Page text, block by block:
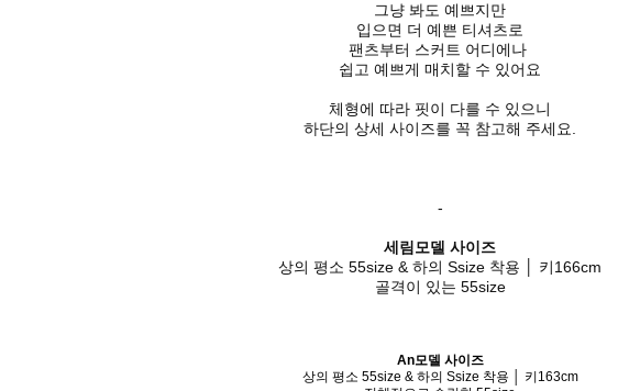
그냥 봐도 예쁘지만
입으면 더 예쁜 티셔츠로
팬츠부터 스커트 어디에나
쉽고 예쁘게 매치할 수 있어요
체형에 따라 핏이 다를 수 있으니
하단의 상세 사이즈를 꼭 참고해 주세요.
-
세림모델 사이즈
상의 평소 55size & 하의 Ssize 착용 │ 키166cm
골격이 있는 55size
An모델 사이즈
상의 평소 55size & 하의 Ssize 착용 │ 키163cm